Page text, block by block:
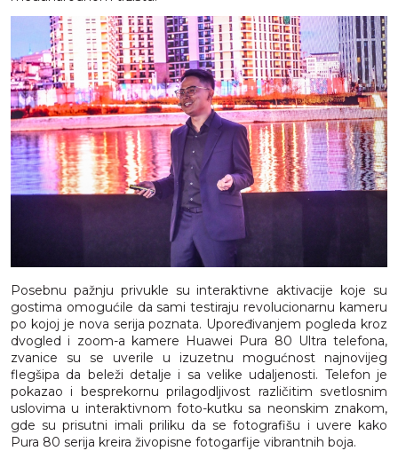
Posebnu pažnju privukle su interaktivne aktivacije koje su
gostima omogućile da sami testiraju revolucionarnu kameru
po kojoj je nova serija poznata. Upoređivanjem pogleda kroz
dvogled i zoom-a kamere Huawei Pura 80 Ultra telefona,
zvanice su se uverile u izuzetnu mogućnost najnovijeg
flegšipa da beleži detalje i sa velike udaljenosti. Telefon je
pokazao i besprekornu prilagodljivost različitim svetlosnim
uslovima u interaktivnom foto-kutku sa neonskim znakom,
gde su prisutni imali priliku da se fotografišu i uvere kako
Pura 80 serija kreira živopisne fotogarfije vibrantnih boja.